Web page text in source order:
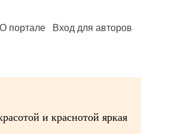
О портале Вход для авторов
и краснотой яркая